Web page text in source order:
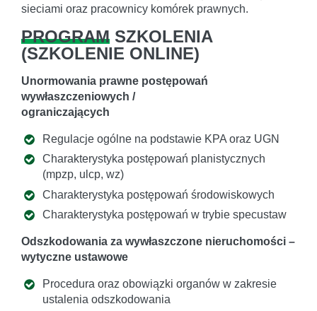
sieciami oraz pracownicy komórek prawnych.
PROGRAM SZKOLENIA
(SZKOLENIE ONLINE)
Unormowania prawne postępowań
wywłaszczeniowych /
ograniczających
Regulacje ogólne na podstawie KPA oraz UGN
Charakterystyka postępowań planistycznych
(mpzp, ulcp, wz)
Charakterystyka postępowań środowiskowych
Charakterystyka postępowań w trybie specustaw
Odszkodowania za wywłaszczone nieruchomości –
wytyczne ustawowe
Procedura oraz obowiązki organów w zakresie
ustalenia odszkodowania